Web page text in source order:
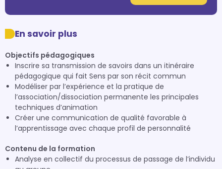
En savoir plus
Objectifs pédagogiques
Inscrire sa transmission de savoirs dans un itinéraire
pédagogique qui fait Sens par son récit commun
Modéliser par l’expérience et la pratique de
l’association/dissociation permanente les principales
techniques d’animation
Créer une communication de qualité favorable à
l’apprentissage avec chaque profil de personnalité
Contenu de la formation
Analyse en collectif du processus de passage de l’individu